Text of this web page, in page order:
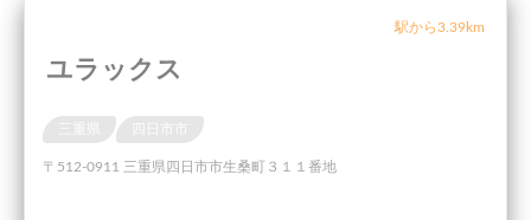
駅から3.39km
ユラックス
〒512-0911 三重県四日市市生桑町３１１番地